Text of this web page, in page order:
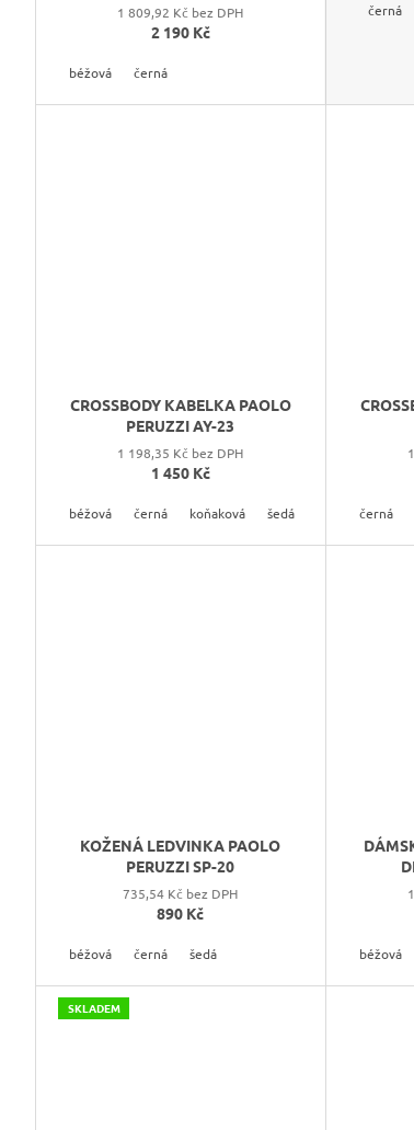
1 809,92 Kč bez DPH
2 190 Kč
béžová černá
černá
CROSSBODY KABELKA PAOLO
PERUZZI AY-23
1 198,35 Kč bez DPH
1 450 Kč
béžová černá koňaková šedá tmavě hnedá
černá
KOŽENÁ LEDVINKA PAOLO
PERUZZI SP-20
735,54 Kč bez DPH
890 Kč
béžová černá šedá béžová
SKLADEM